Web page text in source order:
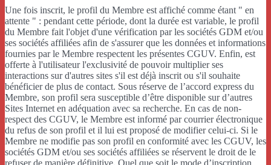
Une fois inscrit, le profil du Membre est affiché comme étant " en
attente " : pendant cette période, dont la durée est variable, le profil
du Membre fait l'objet d'une vérification par les sociétés GDM et/ou
ses sociétés affiliées afin de s'assurer que les données et informations
fournies par le Membre respectent les présentes CGUV. Enfin, est
offerte à l'utilisateur l'exclusivité de pouvoir multiplier ses
interactions sur d'autres sites s'il est déjà inscrit ou s'il souhaite
bénéficier de plus de contact. Sous réserve de l’accord express du
Membre, son profil sera susceptible d’être disponible sur d’autres
Sites Internet en adéquation avec sa recherche. En cas de non-
respect des CGUV, le Membre est informé par courrier électronique
du refus de son profil et il lui est proposé de modifier celui-ci. Si le
Membre ne modifie pas son profil en conformité avec les CGUV, les
sociétés GDM et/ou ses sociétés affiliées se réservent le droit de le
refuser de manière définitive. Quel que soit le mode d’inscription